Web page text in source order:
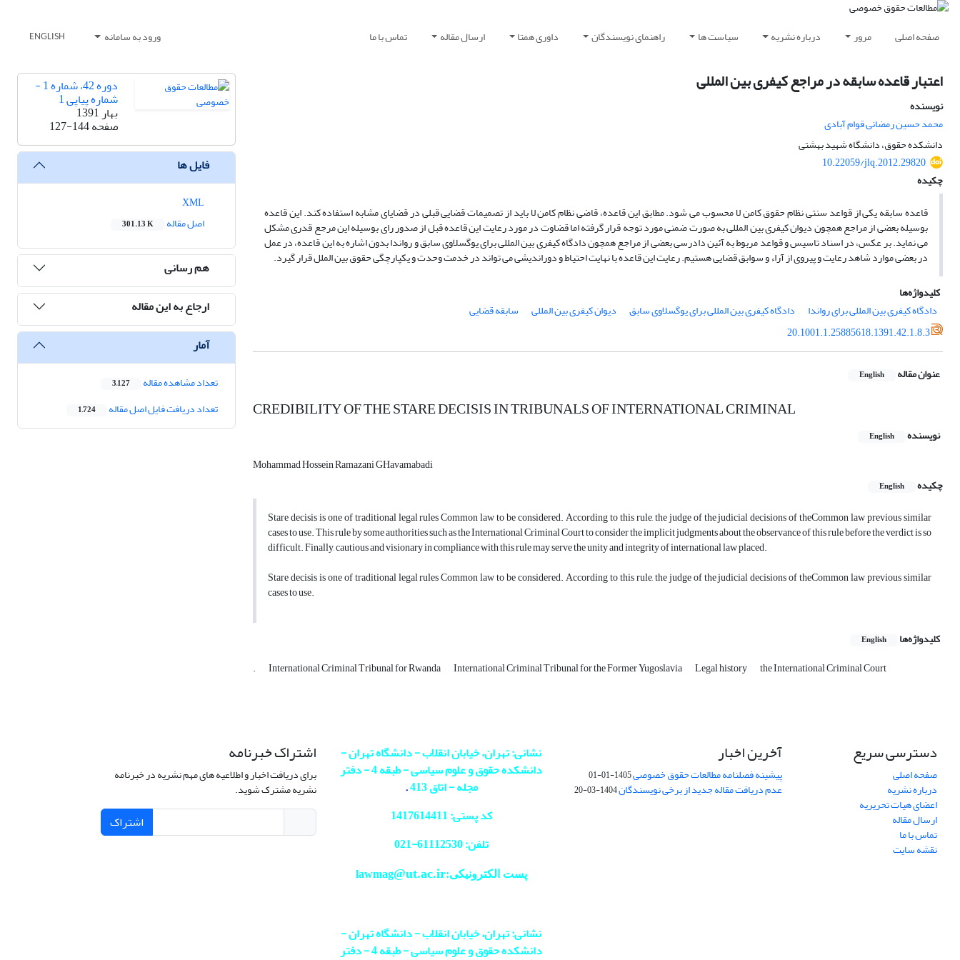
صفحه اصلی مرور درباره نشریه سیاست ها راهنمای نویسندگان داوری همتا ارسال مقاله تماس با ما ورود به سامانه ENGLISH
اعتبار قاعده سابقه در مراجع کیفری بین المللی
نویسنده
محمد حسین رمضانی قوام آبادی
دانشکده حقوق، دانشگاه شهید بهشتی
10.22059/jlq.2012.29820
چکیده
قاعده سابقه یکی از قواعد سنتی نظام حقوق کامن لا محسوب می شود. مطابق این قاعده، قاضی نظام کامن لا باید از تصمیمات قضایی قبلی در قضایای مشابه استفاده کند. این قاعده
بوسیله بعضی از مراجع همچون دیوان کیفری بین المللی به صورت ضمنی مورد توجه قرار گرفته اما قضاوت در مورد رعایت این قاعده قبل از صدور رای بوسیله این مرجع قدری مشکل
می نماید. بر عکس، در اسناد تاسیس و قواعد مربوط به آئین دادرسی بعضی از مراجع همچون دادگاه کیفری بین المللی برای یوگسلاوی سابق و رواندا بدون اشاره به این قاعده، در عمل
در بعضی موارد شاهد رعایت و پیروی از آراء و سوابق قضایی هستیم. رعایت این قاعده با نهایت احتیاط و دوراندیشی می تواند در خدمت وحدت و یکپارچگی حقوق بین الملل قرار گیرد.
کلیدواژه‌ها
دادگاه کیفری بین المللی برای رواندا
دادگاه کیفری بین المللی برای یوگسلاوی سابق دیوان کیفری بین المللی
سابقه قضایی
20.1001.1.25885618.1391.42.1.8.3
عنوان مقاله English
CREDIBILITY OF THE STARE DECISIS IN TRIBUNALS OF INTERNATIONAL CRIMINAL
نویسنده English
Mohammad Hossein Ramazani GHavamabadi
چکیده
English
Stare decisis is one of traditional legal rules Common law to be considered. According to this rule, the judge of the judicial decisions of theCommon law previous similar
cases to use. This rule by some authorities such as the International Criminal Court to consider the implicit judgments about the observance of this rule before the verdict is so
difficult. Finally, cautious and visionary in compliance with this rule may serve the unity and integrity of international law placed.
Stare decisis is one of traditional legal rules Common law to be considered. According to this rule, the judge of the judicial decisions of theCommon law previous similar
cases to use.
کلیدواژه‌ها English
. International Criminal Tribunal for Rwanda International Criminal Tribunal for the Former Yugoslavia Legal history the International Criminal Court
دوره 42، شماره 1 -
شماره پیاپی 1
بهار 1391
صفحه127-144
فایل ها
اصل مقاله
301.13 K
هم رسانی
ارجاع به این مقاله
آمار
تعداد مشاهده مقاله 3,127
تعداد دریافت فایل اصل مقاله 1,724
دسترسی سریع
صفحه اصلی
درباره نشریه
اعضای هیات تحریریه
ارسال مقاله
تماس با ما
نقشه سایت
آخرین اخبار
پیشینه فصلنامه مطالعات حقوق خصوصی1405-01-01
عدم دریافت مقاله جدید از برخی نویسندگان1404-03-20
نشانی: تهران، خیابان انقلاب - دانشگاه تهران -
دانشکده حقوق و علوم سیاسی - طبقه 4 - دفتر
مجله - اتاق 413
.
کد پستی: 1417614411
تلفن: 61112530-
021
پست الکترونیکی:lawmag@ut.ac.ir
نشانی: تهران، خیابان انقلاب - دانشگاه تهران -
دانشکده حقوق و علوم سیاسی - طبقه 4 - دفتر
اشتراک خبرنامه
برای دریافت اخبار و اطلاعیه های مهم نشریه در خبرنامه
نشریه مشترک شوید.
اشتراک